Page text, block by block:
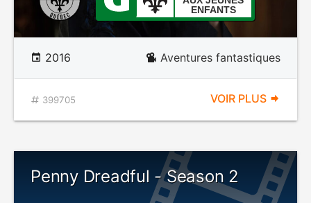
ENFANTS
2016 Aventures fantastiques
399705 VOIR PLUS
Penny Dreadful - Season 2